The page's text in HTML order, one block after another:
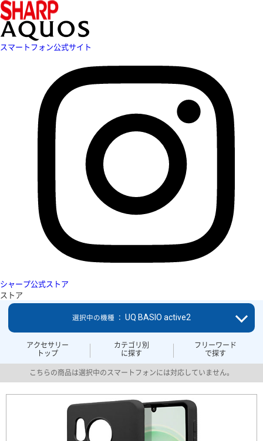
スマートフォン公式サイト
シャープ公式ストア
ストア
アクセサリー
トップ
カテゴリ別
に探す
フリーワード
で探す
選択中の機種 ： UQ BASIO active2
こちらの商品は選択中のスマートフォンには対応していません。